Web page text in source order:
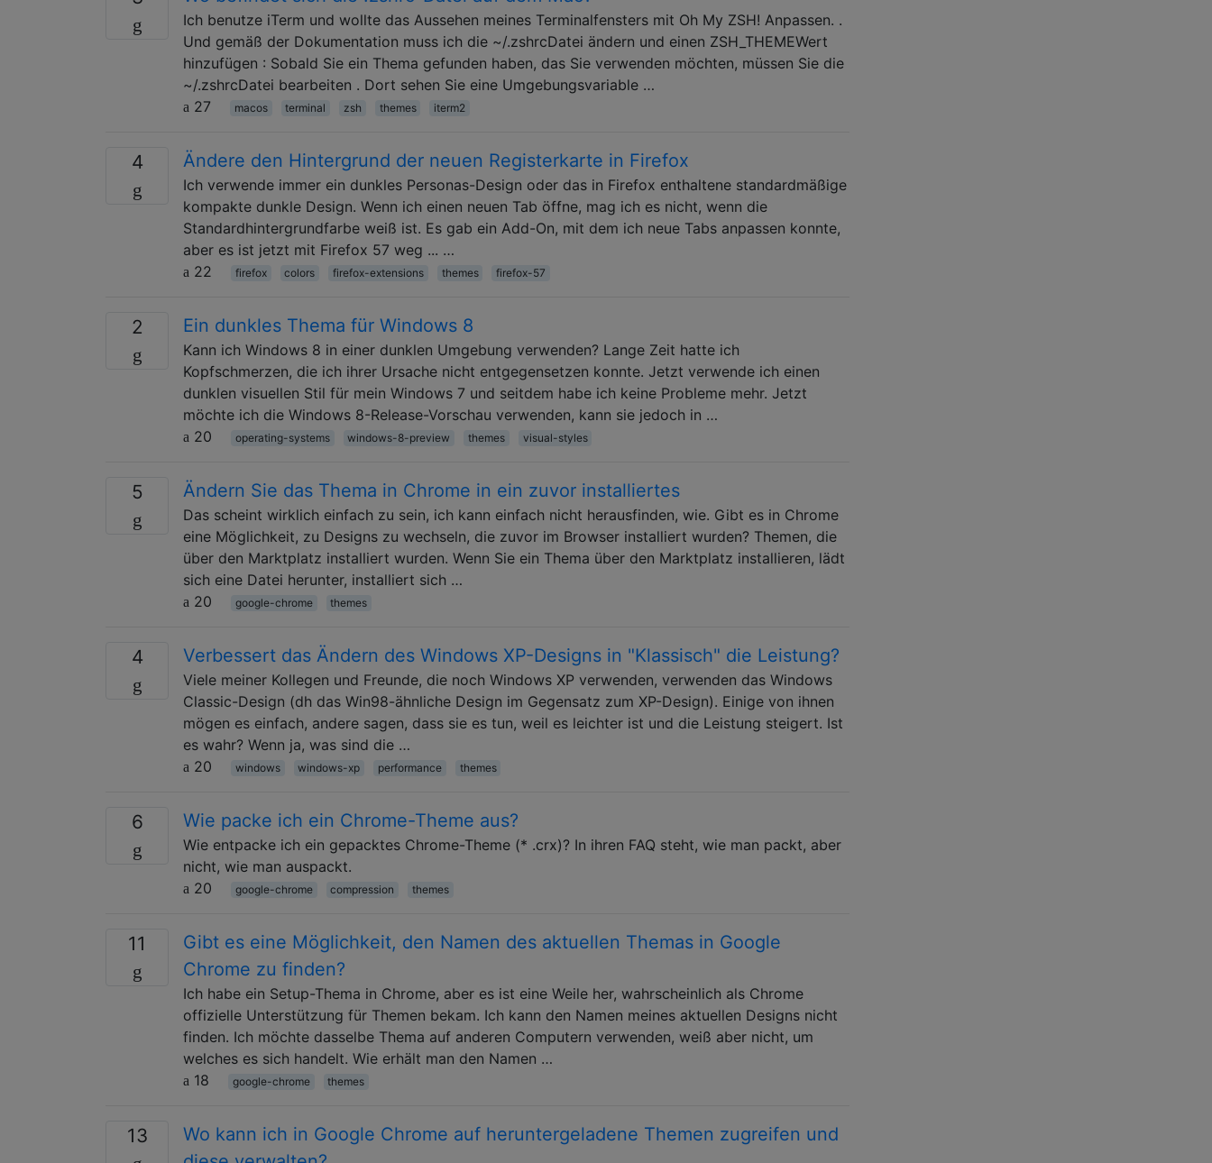
Ich benutze iTerm und wollte das Aussehen meines Terminalfensters mit Oh My ZSH! Anpassen. .
Und gemäß der Dokumentation muss ich die ~/.zshrcDatei ändern und einen ZSH_THEMEWert
hinzufügen : Sobald Sie ein Thema gefunden haben, das Sie verwenden möchten, müssen Sie die
~/.zshrcDatei bearbeiten . Dort sehen Sie eine Umgebungsvariable …
27
macos terminal zsh themes iterm2
4 Ändere den Hintergrund der neuen Registerkarte in Firefox
Ich verwende immer ein dunkles Personas-Design oder das in Firefox enthaltene standardmäßige
kompakte dunkle Design. Wenn ich einen neuen Tab öffne, mag ich es nicht, wenn die
Standardhintergrundfarbe weiß ist. Es gab ein Add-On, mit dem ich neue Tabs anpassen konnte,
aber es ist jetzt mit Firefox 57 weg ... …
22
firefox colors firefox-extensions themes firefox-57
2 Ein dunkles Thema für Windows 8
Kann ich Windows 8 in einer dunklen Umgebung verwenden? Lange Zeit hatte ich
Kopfschmerzen, die ich ihrer Ursache nicht entgegensetzen konnte. Jetzt verwende ich einen
dunklen visuellen Stil für mein Windows 7 und seitdem habe ich keine Probleme mehr. Jetzt
möchte ich die Windows 8-Release-Vorschau verwenden, kann sie jedoch in …
20
operating-systems windows-8-preview themes visual-styles
5 Ändern Sie das Thema in Chrome in ein zuvor installiertes
Das scheint wirklich einfach zu sein, ich kann einfach nicht herausfinden, wie. Gibt es in Chrome
eine Möglichkeit, zu Designs zu wechseln, die zuvor im Browser installiert wurden? Themen, die
über den Marktplatz installiert wurden. Wenn Sie ein Thema über den Marktplatz installieren, lädt
sich eine Datei herunter, installiert sich …
20
google-chrome themes
4 Verbessert das Ändern des Windows XP-Designs in "Klassisch" die Leistung?
Viele meiner Kollegen und Freunde, die noch Windows XP verwenden, verwenden das Windows
Classic-Design (dh das Win98-ähnliche Design im Gegensatz zum XP-Design). Einige von ihnen
mögen es einfach, andere sagen, dass sie es tun, weil es leichter ist und die Leistung steigert. Ist
es wahr? Wenn ja, was sind die …
20
windows windows-xp performance themes
6 Wie packe ich ein Chrome-Theme aus?
Wie entpacke ich ein gepacktes Chrome-Theme (* .crx)? In ihren FAQ steht, wie man packt, aber
nicht, wie man auspackt.
20
google-chrome compression themes
11
Gibt es eine Möglichkeit, den Namen des aktuellen Themas in Google
Chrome zu finden?
Ich habe ein Setup-Thema in Chrome, aber es ist eine Weile her, wahrscheinlich als Chrome
offizielle Unterstützung für Themen bekam. Ich kann den Namen meines aktuellen Designs nicht
finden. Ich möchte dasselbe Thema auf anderen Computern verwenden, weiß aber nicht, um
welches es sich handelt. Wie erhält man den Namen …
18
google-chrome themes
13
Wo kann ich in Google Chrome auf heruntergeladene Themen zugreifen und